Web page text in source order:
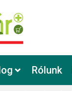
Rólunk